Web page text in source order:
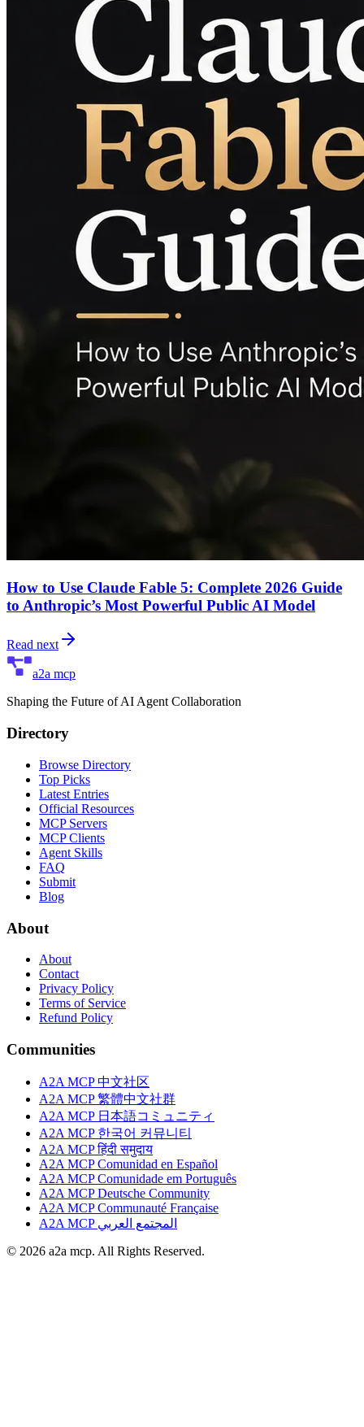
How to Use Claude Fable 5: Complete 2026 Guide
to Anthropic’s Most Powerful Public AI Model
Read next
a2a mcp
Shaping the Future of AI Agent Collaboration
Directory
Browse Directory
Top Picks
Latest Entries
Official Resources
MCP Servers
MCP Clients
Agent Skills
FAQ
Submit
Blog
About
About
Contact
Privacy Policy
Terms of Service
Refund Policy
Communities
A2A MCP 中文社区
A2A MCP 繁體中文社群
A2A MCP 日本語コミュニティ
A2A MCP 한국어 커뮤니티
A2A MCP हिंदी समुदाय
A2A MCP Comunidad en Español
A2A MCP Comunidade em Português
A2A MCP Deutsche Community
A2A MCP Communauté Française
A2A MCP المجتمع العربي
© 2026 a2a mcp. All Rights Reserved.